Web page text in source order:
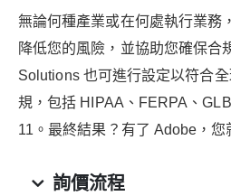
無論何種產業或在何處執行業務
降低您的風險，並協助您確保合
Solutions 也可進行設定以符合
規，包括 HIPAA、FERPA、
11。最終結果？有了 Adobe，您
詢價流程